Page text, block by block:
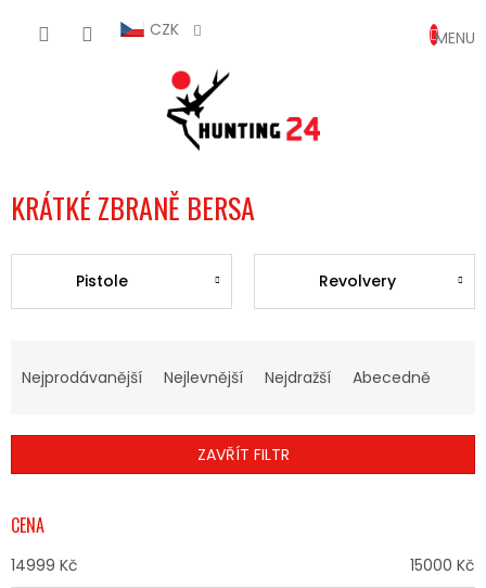
CZK
KOŠÍK
KRÁTKÉ ZBRANĚ BERSA
Pistole Revolvery
N
Í
R
O
D
Nejprodávanější Nejlevnější Nejdražší Abecedně
ZAVŘÍT FILTR
CENA
14999 Kč 15000 Kč